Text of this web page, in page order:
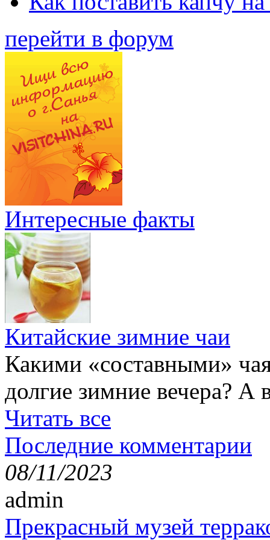
перейти в форум
Интересные факты
Китайские зимние чаи
Какими «составными»
долгие зимние вечера? А
Читать все
Последние комментарии
08/11/2023
admin
Прекрасный музей